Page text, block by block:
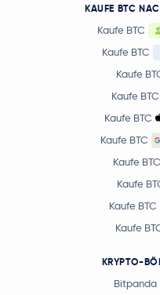
KAUFE BTC
Kaufe BTC
Kaufe BTC
Kaufe
Kaufe BTC
Kaufe BTC
Kaufe BTC
Kaufe BTC
Kaufe
Kaufe BTC
Kaufe
KRYPTO-
Bitpanda